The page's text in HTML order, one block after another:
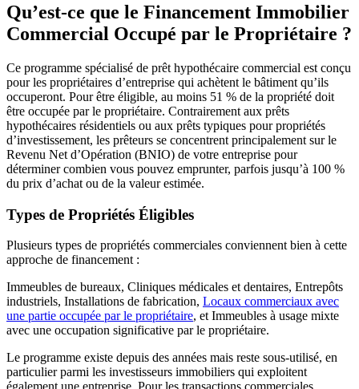
Qu’est-ce que le Financement Immobilier
Commercial Occupé par le Propriétaire ?
Ce programme spécialisé de prêt hypothécaire commercial est conçu
pour les propriétaires d’entreprise qui achètent le bâtiment qu’ils
occuperont. Pour être éligible, au moins 51 % de la propriété doit
être occupée par le propriétaire. Contrairement aux prêts
hypothécaires résidentiels ou aux prêts typiques pour propriétés
d’investissement, les prêteurs se concentrent principalement sur le
Revenu Net d’Opération (BNIO) de votre entreprise pour
déterminer combien vous pouvez emprunter, parfois jusqu’à 100 %
du prix d’achat ou de la valeur estimée.
Types de Propriétés Éligibles
Plusieurs types de propriétés commerciales conviennent bien à cette
approche de financement :
Immeubles de bureaux, Cliniques médicales et dentaires, Entrepôts
industriels, Installations de fabrication, Locaux commerciaux avec
une partie occupée par le propriétaire, et Immeubles à usage mixte
avec une occupation significative par le propriétaire.
Le programme existe depuis des années mais reste sous-utilisé, en
particulier parmi les investisseurs immobiliers qui exploitent